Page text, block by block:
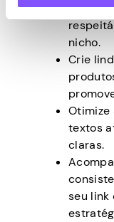
Junte-
nicho.
Crie
Otimize
textos
claras.
seu link